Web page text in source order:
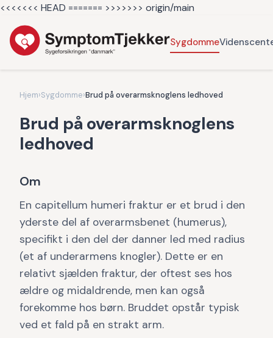
<<<<<<< HEAD ======= >>>>>>> origin/main
Sygdomme
Hjem›Sygdomme›Brud på overarmsknoglens ledhoved
Brud på overarmsknoglens
ledhoved
Om
En capitellum humeri fraktur er et brud i den
yderste del af overarmsbenet (humerus),
specifikt i den del der danner led med radius
(et af underarmens knogler). Dette er en
relativt sjælden fraktur, der oftest ses hos
ældre og midaldrende, men kan også
forekomme hos børn. Bruddet opstår typisk
ved et fald på en strakt arm.